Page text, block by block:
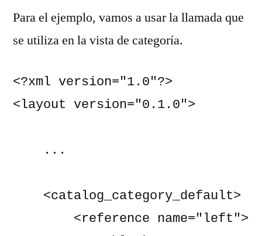
Para el ejemplo, vamos a usar la llamada que
se utiliza en la vista de categoría.
<?xml version="1.0"?>
<layout version="0.1.0">